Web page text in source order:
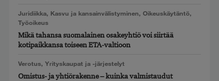
Juridiikka, Kasvu ja kansainvälistyminen, Oikeuskäytäntö,
Työoikeus
Mikä tahansa suomalainen osakeyhtiö voi siirtää
kotipaikkansa toiseen ETA-valtioon
Verotus, Yrityskaupat ja -järjestelyt
Omistus- ja yhtiörakenne – kuinka valmistaudut